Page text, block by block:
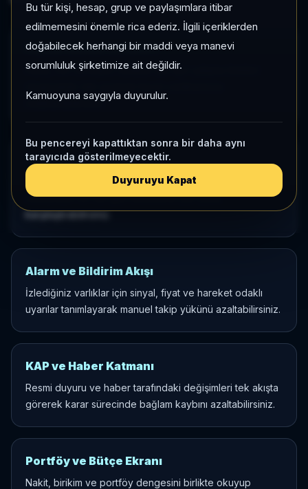
Bu tür kişi, hesap, grup ve paylaşımlara itibar
edilmemesini önemle rica ederiz. İlgili içeriklerden
doğabilecek herhangi bir maddi veya manevi
sorumluluk şirketimize ait değildir.
Kamuoyuna saygıyla duyurulur.
Bu pencereyi kapattıktan sonra bir daha aynı
tarayıcıda gösterilmeyecektir.
Duyuruyu Kapat
Kişisel İzleme Listeleri
Hisse, fon ve kripto varlıklar için ayrı çalışma listeleri
odaklanabilirsiniz.
Canlı Karşılaştırma
Seçtiğiniz varlıkları aynı tabloda fiyat, 1 ay, 3 ay,
momentum ve risk gibi metriklerle yan yana
karşılaştırabilirsiniz.
Alarm ve Bildirim Akışı
İzlediğiniz varlıklar için sinyal, fiyat ve hareket odaklı
uyarılar tanımlayarak manuel takip yükünü azaltabilirsiniz.
KAP ve Haber Katmanı
Resmi duyuru ve haber tarafındaki değişimleri tek akışta
görerek karar sürecinde bağlam kaybını azaltabilirsiniz.
Portföy ve Bütçe Ekranı
Nakit, birikim ve portföy dengesini birlikte okuyup